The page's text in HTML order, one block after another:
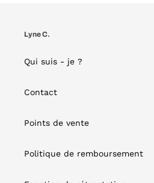
Lyne C.
Qui suis - je ?
Contact
Points de vente
Politique de remboursement